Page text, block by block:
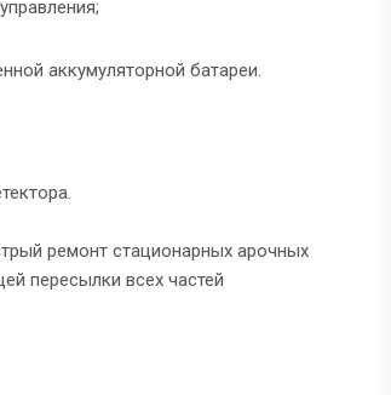
аккумуляторной батареи.
ремонт стационарных арочных
пересылки всех частей